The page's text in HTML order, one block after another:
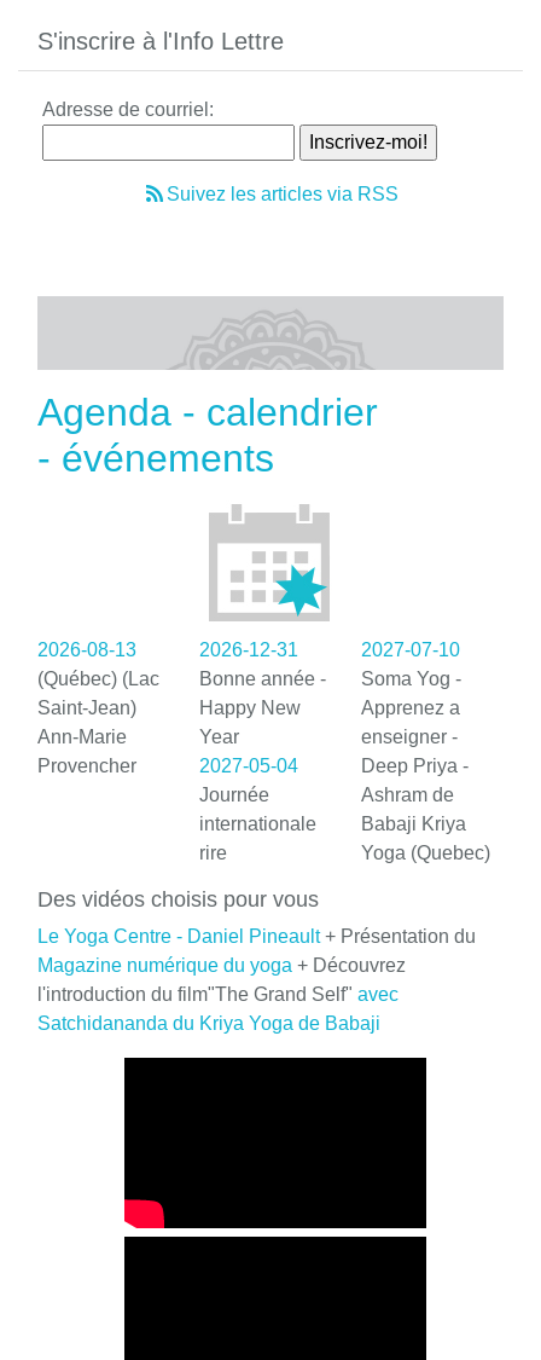
S'inscrire à l'Info Lettre
Adresse de courriel:
Suivez les articles via RSS
Agenda - calendrier
- événements
2026-08-13
(Québec) (Lac
Saint-Jean)
Ann-Marie
Provencher
2026-12-31
Bonne année -
Happy New
Year
2027-05-04
Journée
internationale
rire
2027-07-10
Soma Yog -
Apprenez a
enseigner -
Deep Priya -
Ashram de
Babaji Kriya
Yoga (Quebec)
Des vidéos choisis pour vous
Le Yoga Centre - Daniel Pineault+ Présentation du
Magazine numérique du yoga + Découvrez
l'introduction du film"The Grand Self" avec
Satchidananda du Kriya Yoga de Babaji